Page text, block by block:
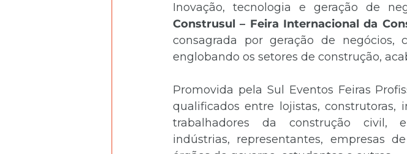
Construsul – Feira Internacional da
consagrada por geração de
englobando os setores de construção,
Promovida pela Sul Eventos Feiras
qualificados entre lojistas, construtoras,
trabalhadores da construção civil,
indústrias, representantes, empresas